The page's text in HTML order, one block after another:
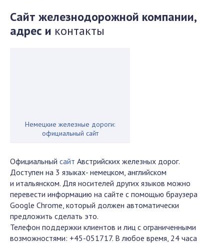
Сайт железнодорожной компании,
адрес и контакты
Немецкие железные дороги:
официальный сайт
Официальный сайт Австрийских железных дорог.
Доступен на 3 языках- немецком, английском
и итальянском. Для носителей других языков можно
перевести информацию на сайте с помощью браузера
Google Chrome, который должен автоматически
предложить сделать это.
Телефон поддержки клиентов и лиц с ограниченными
возможностями: +45-051717. В любое время, 24 часа